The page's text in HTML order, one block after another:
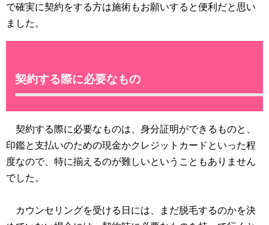
で確実に契約をする方は施術もお願いすると便利だと思い
ました。
契約する際に必要なもの
契約する際に必要なものは、身分証明ができるものと、
印鑑と支払いのための現金かクレジットカードといった程
度なので、特に揃えるのが難しいということもありません
でした。
カウンセリングを受ける日には、まだ脱毛するのかを決